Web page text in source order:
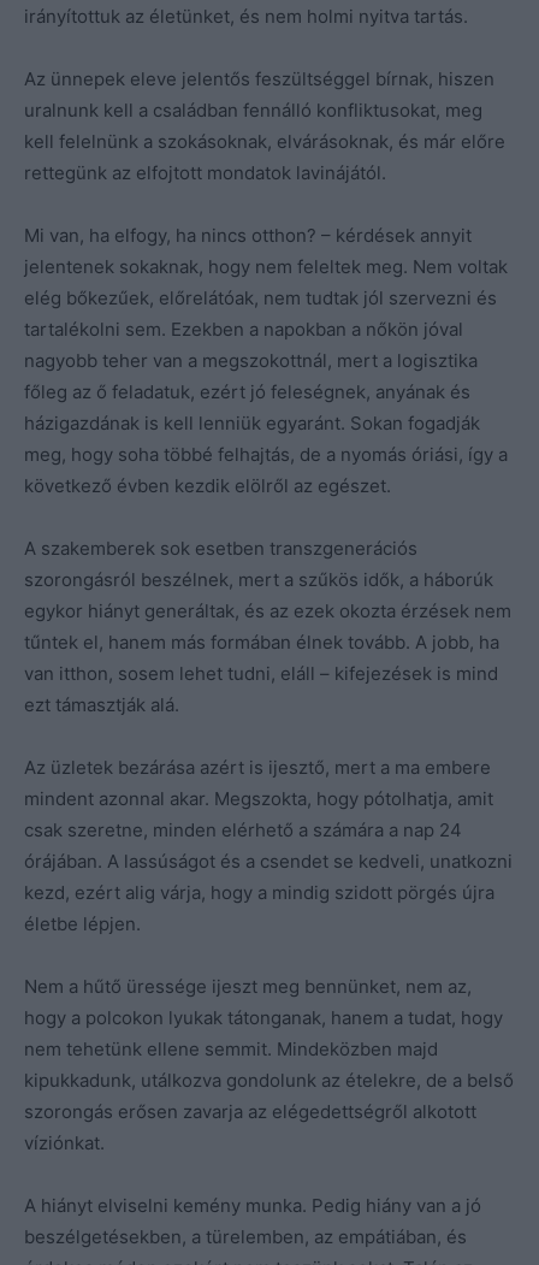
irányítottuk az életünket, és nem holmi nyitva tartás.
Az ünnepek eleve jelentős feszültséggel bírnak, hiszen
uralnunk kell a családban fennálló konfliktusokat, meg
kell felelnünk a szokásoknak, elvárásoknak, és már előre
rettegünk az elfojtott mondatok lavinájától.
Mi van, ha elfogy, ha nincs otthon? – kérdések annyit
jelentenek sokaknak, hogy nem feleltek meg. Nem voltak
elég bőkezűek, előrelátóak, nem tudtak jól szervezni és
tartalékolni sem. Ezekben a napokban a nőkön jóval
nagyobb teher van a megszokottnál, mert a logisztika
főleg az ő feladatuk, ezért jó feleségnek, anyának és
házigazdának is kell lenniük egyaránt. Sokan fogadják
meg, hogy soha többé felhajtás, de a nyomás óriási, így a
következő évben kezdik elölről az egészet.
A szakemberek sok esetben transzgenerációs
szorongásról beszélnek, mert a szűkös idők, a háborúk
egykor hiányt generáltak, és az ezek okozta érzések nem
tűntek el, hanem más formában élnek tovább. A jobb, ha
van itthon, sosem lehet tudni, eláll – kifejezések is mind
ezt támasztják alá.
Az üzletek bezárása azért is ijesztő, mert a ma embere
mindent azonnal akar. Megszokta, hogy pótolhatja, amit
csak szeretne, minden elérhető a számára a nap 24
órájában. A lassúságot és a csendet se kedveli, unatkozni
kezd, ezért alig várja, hogy a mindig szidott pörgés újra
életbe lépjen.
Nem a hűtő üressége ijeszt meg bennünket, nem az,
hogy a polcokon lyukak tátonganak, hanem a tudat, hogy
nem tehetünk ellene semmit. Mindeközben majd
kipukkadunk, utálkozva gondolunk az ételekre, de a belső
szorongás erősen zavarja az elégedettségről alkotott
víziónkat.
A hiányt elviselni kemény munka. Pedig hiány van a jó
beszélgetésekben, a türelemben, az empátiában, és